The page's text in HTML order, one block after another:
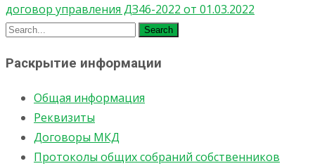
договор управления ДЗ46-2022 от 01.03.2022
Search
Раскрытие информации
Общая информация
Реквизиты
Договоры МКД
Протоколы общих собраний собственников